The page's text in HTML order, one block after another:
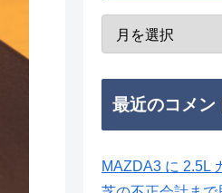
最近のコメン
MAZDA3 に 2.5L